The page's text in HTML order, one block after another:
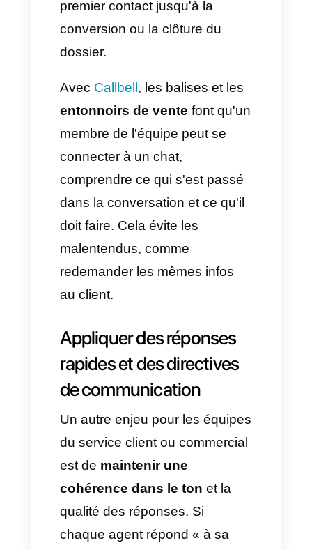
garder le contrôle du service.
entonnoirs pour
organiser vos clients
Lacollaboration avec vos
collègues n'est pas toujours la
solution miracle. Il est
également important de recourir
à des étiquettes qui permettent
à chacun de comprendre à quel
stade se trouve chaque client
afin d'offrir unservice plus
personnalisé et attentionné
Par exemple:
• Étiquettes telles que
nouveau prospect », « en
négociation », « en attente de